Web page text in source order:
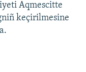
Aqmescitte
keçirilmesine